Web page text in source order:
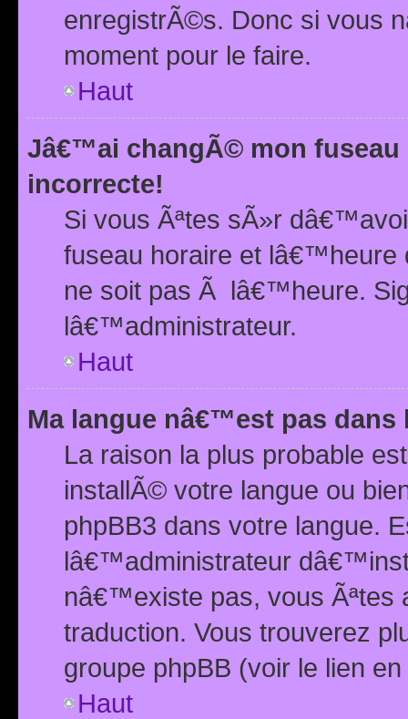
enregistrÃ©s. Donc si vous
moment pour le faire.
Haut
Jâ€™ai changÃ© mon
incorrecte!
Si vous Ãªtes sÃ»r
fuseau horaire et
ne soit pas Ã lâ€™heure.
lâ€™administrateur.
Haut
Ma langue nâ€™est pas dans
La raison la plus probable
installÃ© votre langue ou
phpBB3 dans votre langue.
lâ€™administrateur
nâ€™existe pas, vous Ãªtes
traduction. Vous trouverez
groupe phpBB (voir le lien
Haut